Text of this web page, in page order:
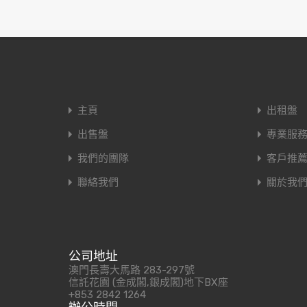
主頁
出租盤
出售盤
專業服務
我們的團隊
客戶推薦
聯絡我們
關於我們
公司地址
澳門長壽大馬路 283-297號
信託花園 (金成閣,銀成閣)地下BX座
+853 2842 1264